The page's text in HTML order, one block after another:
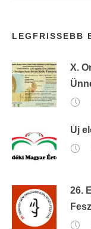
LEGFRISSEBB
X.
Új
26.